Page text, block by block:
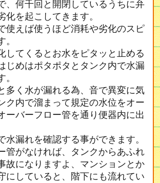
、何千回と開閉しているうちに弁
化を起こしてきます。
使えば使うほど消耗や劣化のスピ
。
してくるとお水をピタッと止める
じめはポタポタとタンク内で水漏
。
多く水が漏れる為、音で異変に気
ク内で溜まって規定の水位をオー
ーバーフロー管を通り便器内に出
水漏れを確認する事ができます。
管がなければ、タンクからあふれ
故になりますよ、マンションとか
にしていると、階下にも流れてい